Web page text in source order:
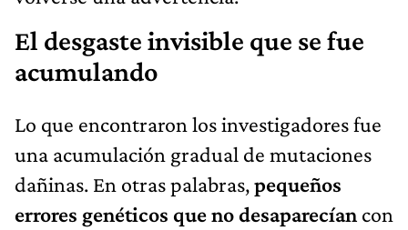
El desgaste invisible que se fue
acumulando
Lo que encontraron los investigadores fue
una acumulación gradual de mutaciones
dañinas. En otras palabras,pequeños
errores genéticos que no desaparecían con